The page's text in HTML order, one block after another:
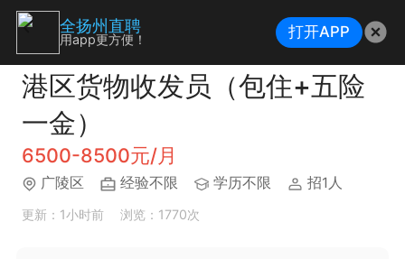
港区货物收发员（包住+五险
一金）
6500-8500元/月
广陵区 经验不限 学历不限 招1人
更新：1小时前 浏览：1770次
全扬州直聘
用app更方便！ 打开APP